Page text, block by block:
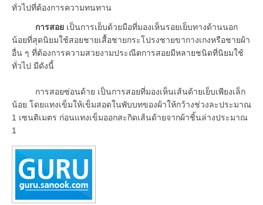
ทั่วไปที่ต้องการความทนทาน
การสอย เป็นการเย็บด้วยมือที่มองเห็นรอยเย็บทางด้านนอก
น้อยที่สุดนิยมใช้สอยชายเสื้อชายกระโปรงชายขากางเกงหรือชายผ้า
อื่น ๆ ที่ต้องการความสวยงามประณีตการสอยมีหลายชนิดที่นิยมใช้
ทั่วไป มีดังนี้
การสอยซ่อนด้าย เป็นการสอยที่มองเห็นเส้นด้ายเย็บเพียงเล็ก
น้อย โดยแทงเข็มให้เข็มสอดในพับบทของผ้าให้กว้างช่วงละประมาณ
1 เซนติเมตร ก่อนแทงเข็มออกสะกิดเส้นด้ายจากผ้าชิ้นล่างประมาณ
1